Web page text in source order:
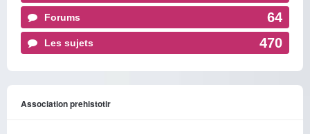
Forums 64
Les sujets 470
Association prehistotir